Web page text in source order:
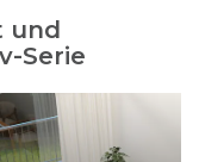
und
Serie